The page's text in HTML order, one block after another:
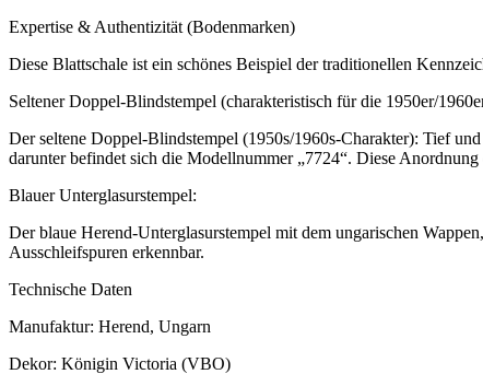
Expertise & Authentizität (Bodenmarken)
Diese Blattschale ist ein schönes Beispiel der traditionellen
Seltener Doppel-Blindstempel (charakteristisch für die 1950er/
Der seltene Doppel-Blindstempel (1950s/1960s-Charakter): Tief
darunter befindet sich die Modellnummer „7724“. Diese
Blauer Unterglasurstempel:
Der blaue Herend-Unterglasurstempel mit dem ungarischen
Ausschleifspuren erkennbar.
Technische Daten
Manufaktur: Herend, Ungarn
Dekor: Königin Victoria (VBO)